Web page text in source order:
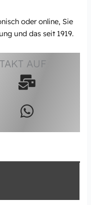
oder online, Sie
und das seit 1919.
AUF